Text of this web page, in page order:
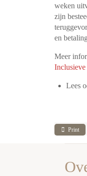
weken
zijn
en
Meer
Lees
Print